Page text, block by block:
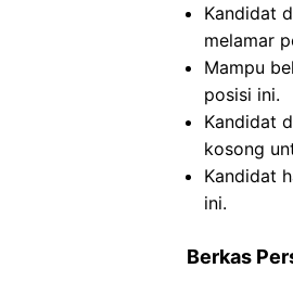
Kandidat
melamar
Mampu
posisi ini.
Kandidat
kosong
Kandidat
ini.
Berkas